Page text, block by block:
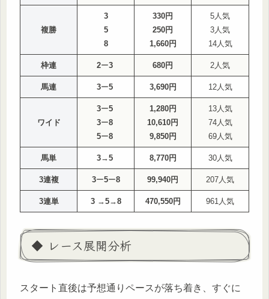
複勝
3
5
8
330円
250円
1,660円
5人気
3人気
14人気
枠連 2ー3 680円 2人気
馬連 3ー5 3,690円 12人気
ワイド
3ー5
3ー8
5ー8
1,280円
10,610円
9,850円
13人気
74人気
69人気
馬単 3→5 8,770円 30人気
3連複 3ー5ー8 99,940円 207人気
3連単 3→5→8 470,550円 961人気
◆ レース展開分析
スタート直後は予想通りペースが落ち着き、すぐに